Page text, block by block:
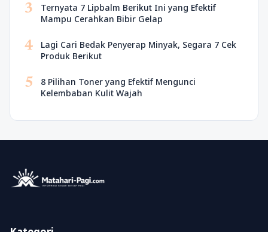
3
Ternyata 7 Lipbalm Berikut Ini yang Efektif
Mampu Cerahkan Bibir Gelap
4
Lagi Cari Bedak Penyerap Minyak, Segara 7 Cek
Produk Berikut
5
8 Pilihan Toner yang Efektif Mengunci
Kelembaban Kulit Wajah